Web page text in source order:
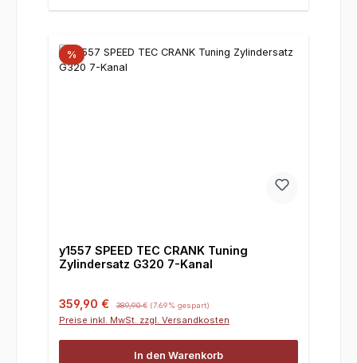
%
y1557 SPEED TEC CRANK Tuning
Zylindersatz G320 7-Kanal
Verkaufspreis:
359,90 € 389,90 € (7.69% gespart)
Preise inkl. MwSt. zzgl. Versandkosten
In den Warenkorb